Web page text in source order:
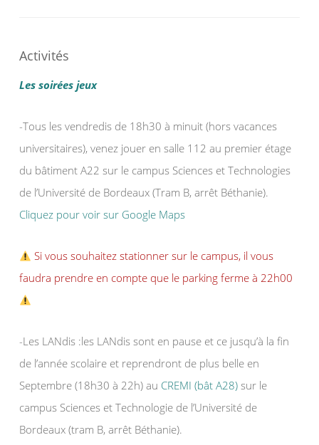
Activités
Les soirées jeux
-Tous les vendredis de 18h30 à minuit (hors vacances
universitaires), venez jouer en salle 112 au premier étage
du bâtiment A22 sur le campus Sciences et Technologies
de l’Université de Bordeaux (Tram B, arrêt Béthanie).
Cliquez pour voir sur Google Maps
Si vous souhaitez stationner sur le campus, il vous
faudra prendre en compte que le parking ferme à 22h00
-Les LANdis :les LANdis sont en pause et ce jusqu’à la fin
de l’année scolaire et reprendront de plus belle en
Septembre (18h30 à 22h) au CREMI (bât A28) sur le
campus Sciences et Technologie de l’Université de
Bordeaux (tram B, arrêt Béthanie).